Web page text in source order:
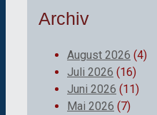
Archiv
August 2026 (4)
Juli 2026 (16)
Juni 2026 (11)
Mai 2026 (7)